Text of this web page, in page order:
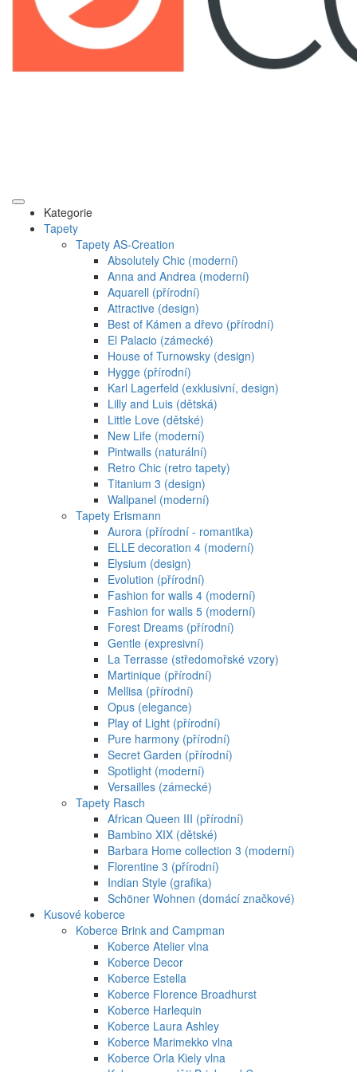
Kategorie
Tapety
Tapety AS-Creation
Absolutely Chic (moderní)
Anna and Andrea (moderní)
Aquarell (přírodní)
Attractive (design)
Best of Kámen a dřevo (přírodní)
El Palacio (zámecké)
House of Turnowsky (design)
Hygge (přírodní)
Karl Lagerfeld (exklusivní, design)
Lilly and Luis (dětská)
Little Love (dětské)
New Life (moderní)
Pintwalls (naturální)
Retro Chic (retro tapety)
Titanium 3 (design)
Wallpanel (moderní)
Tapety Erismann
Aurora (přírodní - romantika)
ELLE decoration 4 (moderní)
Elysium (design)
Evolution (přírodní)
Fashion for walls 4 (moderní)
Fashion for walls 5 (moderní)
Forest Dreams (přírodní)
Gentle (expresivní)
La Terrasse (středomořské vzory)
Martinique (přírodní)
Mellisa (přírodní)
Opus (elegance)
Play of Light (přírodní)
Pure harmony (přírodní)
Secret Garden (přírodní)
Spotlight (moderní)
Versailles (zámecké)
Tapety Rasch
African Queen III (přírodní)
Bambino XIX (dětské)
Barbara Home collection 3 (moderní)
Florentine 3 (přírodní)
Indian Style (grafika)
Schöner Wohnen (domácí značkové)
Kusové koberce
Koberce Brink and Campman
Koberce Atelier vlna
Koberce Decor
Koberce Estella
Koberce Florence Broadhurst
Koberce Harlequin
Koberce Laura Ashley
Koberce Marimekko vlna
Koberce Orla Kiely vlna